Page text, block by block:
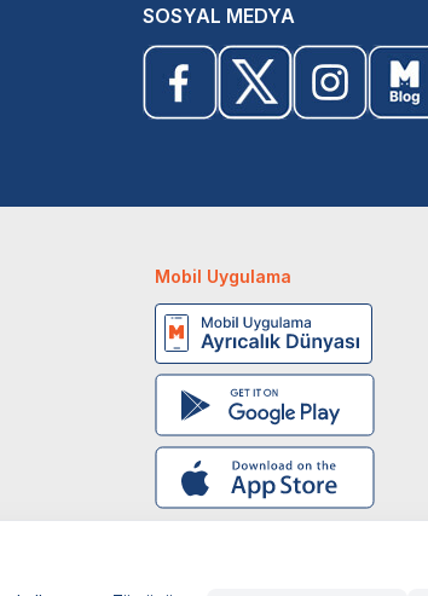
SOSYAL MEDYA
Mobil Uygulama